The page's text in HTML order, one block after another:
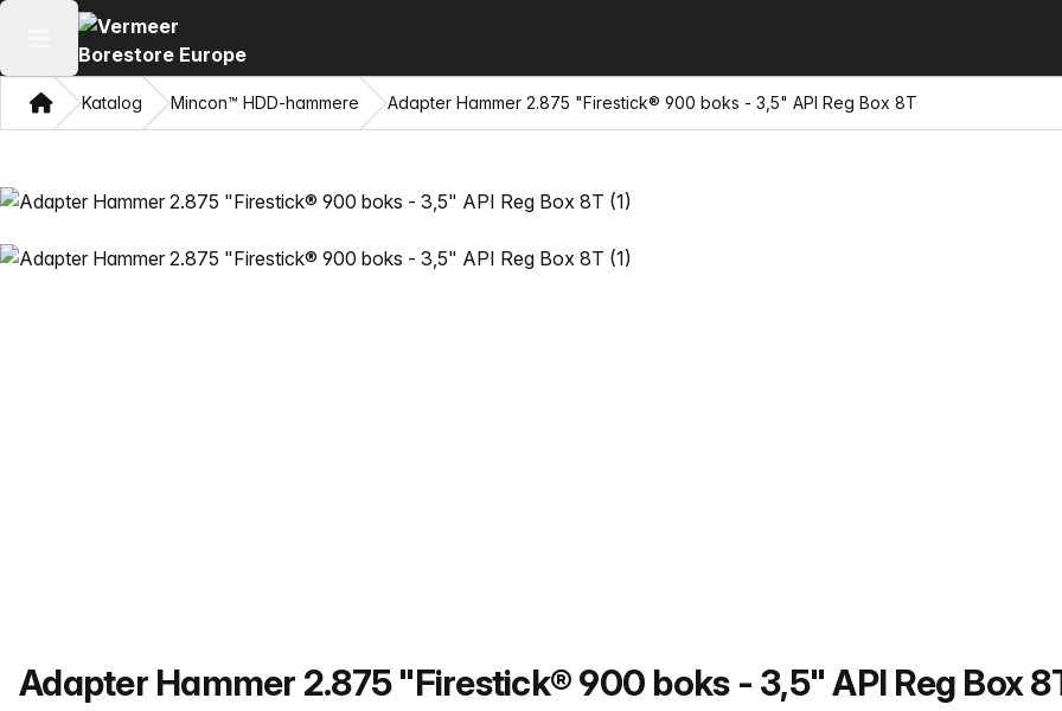
Åpne hovedmenyen
HjemKatalog Mincon™ HDD-hammere Adapter Hammer 2.875 "Firestick® 900 boks - 3,5" API Reg Box 8T
Produktnavn
Adapter Hammer 2.875 "Firestick® 900 boks - 3,5" API Reg Box